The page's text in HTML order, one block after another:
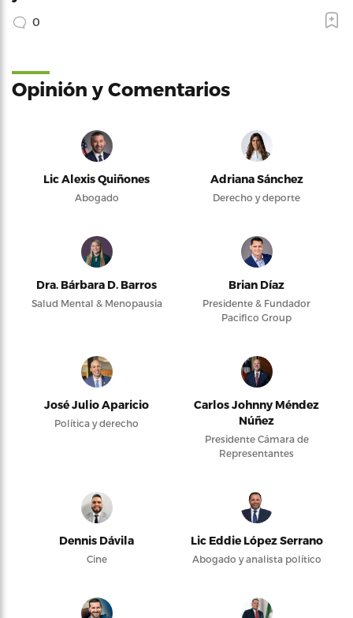
0
Opinión y Comentarios
Lic Alexis Quiñones
Abogado
Adriana Sánchez
Derecho y deporte
Dra. Bárbara D. Barros
Salud Mental & Menopausia
Brian Díaz
Presidente & Fundador
Pacifico Group
José Julio Aparicio
Política y derecho
Carlos Johnny Méndez
Núñez
Presidente Cámara de
Representantes
Dennis Dávila
Cine
Lic Eddie López Serrano
Abogado y analista político